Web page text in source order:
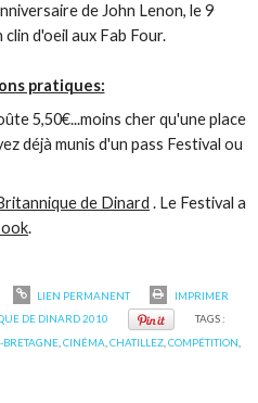
de John Lenon, le 9
d'oeil aux Fab Four.
pratiques:
5,50€...moins cher qu'une place
déjà munis d'un pass Festival ou
de Dinard . Le Festival a
.
LIEN PERMANENT
IMPRIMER
DE DINARD 2010
TAGS :
,CINÉMA,CHATILLEZ,COMPÉTITION,